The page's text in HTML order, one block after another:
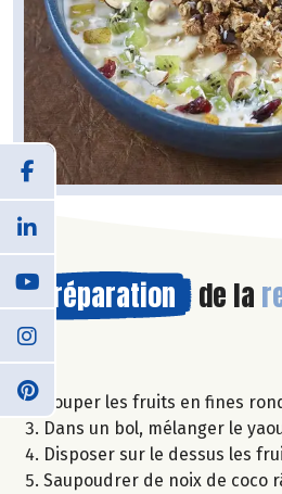
Préparation de la
Couper les fruits en fines
Dans un bol, mélanger le
Disposer sur le dessus les
Saupoudrer de noix de coco